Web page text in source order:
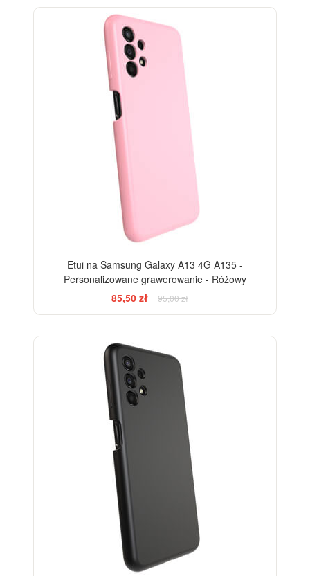
Etui na Samsung Galaxy A13 4G A135 -
Personalizowane grawerowanie - Różowy
85,50 zł
95,00 zł